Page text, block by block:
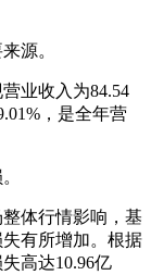
源。
业收入为84.54
，是全年营
体行情影响，基
有所增加。根据
高达10.96亿